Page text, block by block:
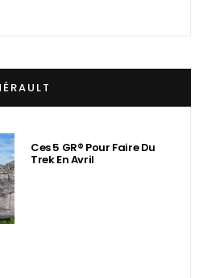
Ces 5 GR® Pour Faire Du
Trek En Avril